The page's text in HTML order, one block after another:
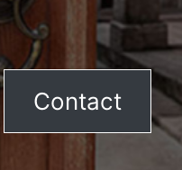
Contact